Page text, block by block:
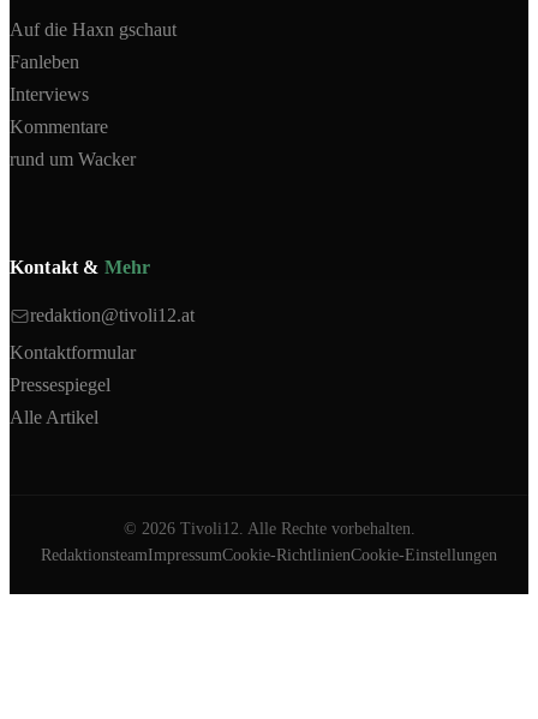
Auf die Haxn gschaut
Fanleben
Interviews
Kommentare
rund um Wacker
Kontakt & Mehr
redaktion@tivoli12.at
Kontaktformular
Pressespiegel
Alle Artikel
© 2026Tivoli12. Alle Rechte vorbehalten.
RedaktionsteamImpressumCookie-RichtlinienCookie-Einstellungen